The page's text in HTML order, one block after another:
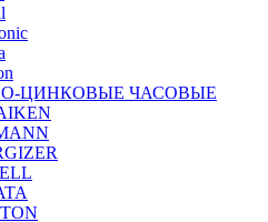
ЦИНКОВЫЕ ЧАСОВЫЕ